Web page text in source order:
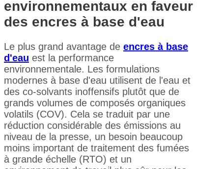
environnementaux en faveur
des encres à base d'eau
Le plus grand avantage de encres à base
d'eau est la performance
environnementale. Les formulations
modernes à base d'eau utilisent de l'eau et
des co-solvants inoffensifs plutôt que de
grands volumes de composés organiques
volatils (COV). Cela se traduit par une
réduction considérable des émissions au
niveau de la presse, un besoin beaucoup
moins important de traitement des fumées
à grande échelle (RTO) et un